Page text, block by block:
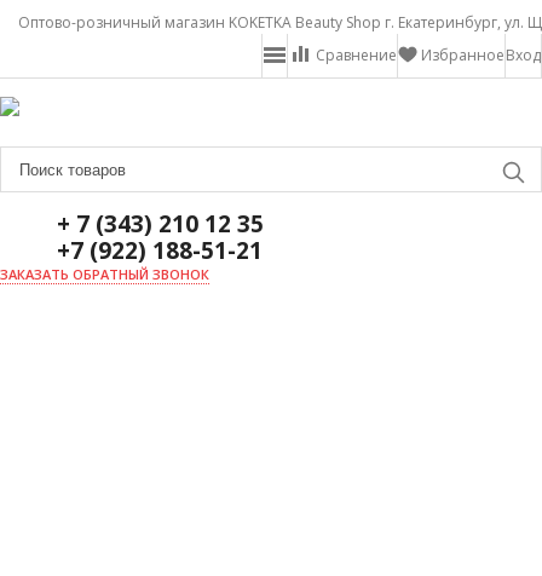
Оптово-розничный магазин KOKETKA Beauty Shop г. Екатеринбург, ул.
Вход
Избранное
Сравнение
+ 7 (343) 210 12 35
+7 (922) 188-51-21
ЗАКАЗАТЬ ОБРАТНЫЙ ЗВОНОК